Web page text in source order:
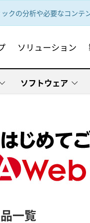
クの分析や必要なコン
ソリューション
ソフトウェア
一覧